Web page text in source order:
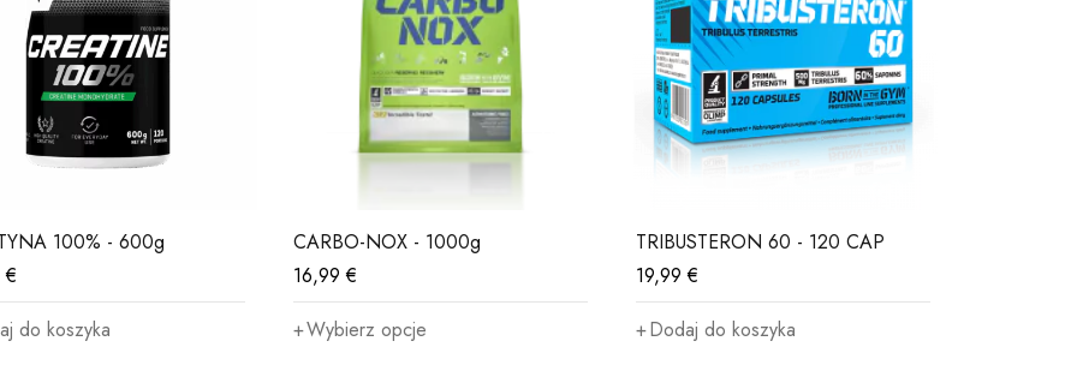
100% - 600g
€
do koszyka
CARBO-NOX - 1000g
16,99€
Wybierz opcje
TRIBUSTERON 60 - 120 CAP
19,99€
Dodaj do koszyka